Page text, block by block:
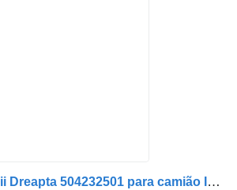
Porta Carcasă Ușii Dreapta 504232501 para camião IVECO Stralis 460 E6